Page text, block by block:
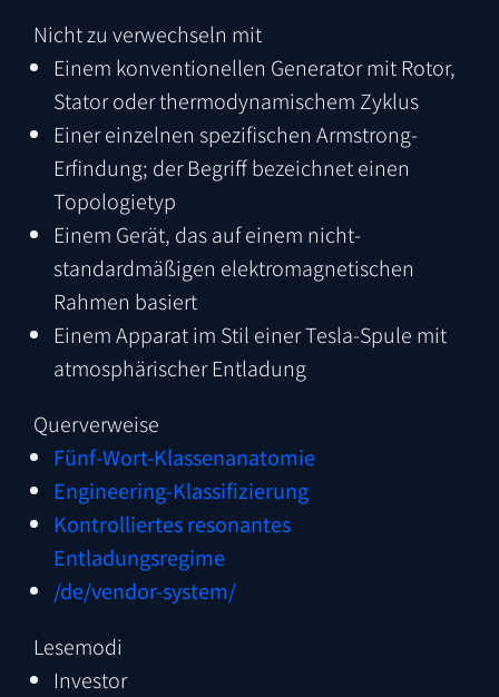
Nicht zu verwechseln mit
Einem konventionellen Generator mit Rotor,
Stator oder thermodynamischem Zyklus
Einer einzelnen spezifischen Armstrong-
Erfindung; der Begriff bezeichnet einen
Topologietyp
Einem Gerät, das auf einem nicht-
standardmäßigen elektromagnetischen
Rahmen basiert
Einem Apparat im Stil einer Tesla-Spule mit
atmosphärischer Entladung
Querverweise
Fünf-Wort-Klassenanatomie
Engineering-Klassifizierung
Kontrolliertes resonantes
Entladungsregime
/de/vendor-system/
Lesemodi
Investor